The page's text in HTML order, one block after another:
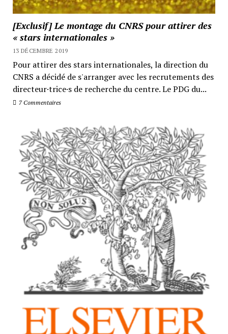
[Exclusif] Le montage du CNRS pour attirer des
« stars internationales »
13 DÉCEMBRE 2019
Pour attirer des stars internationales, la direction du
CNRS a décidé de s'arranger avec les recrutements des
directeur·trice·s de recherche du centre. Le PDG du...
7 Commentaires